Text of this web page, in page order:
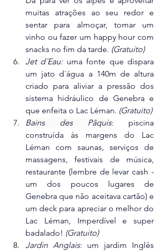
muitas atrações ao seu redor e
sentar para almoçar, tomar um
vinho ou fazer um happy hour com
snacks no fim da tarde. (Gratuito)
Jet d´Eau: uma fonte que dispara
um jato d´água a 140m de altura
criado para aliviar a pressão dos
sistema hidráulico de Genebra e
que enfeita o Lac Léman. (Gratuito)
Bains des Pâquis: piscina
construída às margens do Lac
Léman com saunas, serviços de
massagens, festivais de música,
restaurante (lembre de levar cash -
um dos poucos lugares de
Genebra que não aceitava cartão) e
um deck para apreciar o melhor do
Lac Léman, Imperdível e super
badalado! (Gratuito)
Jardin Anglais: um jardim Inglês